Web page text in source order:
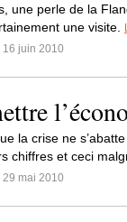
une perle de la
une visite.
16 juin 2010
la crise ne
chiffres et ceci
29 mai 2010